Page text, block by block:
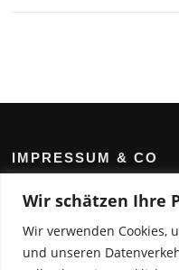
Wir schätzen Ihre
Wir verwenden Cookies,
und unseren
IMPRESSUM & CO
Kontakt /Impressum
Datenschutz­erklärung
Anfahrt